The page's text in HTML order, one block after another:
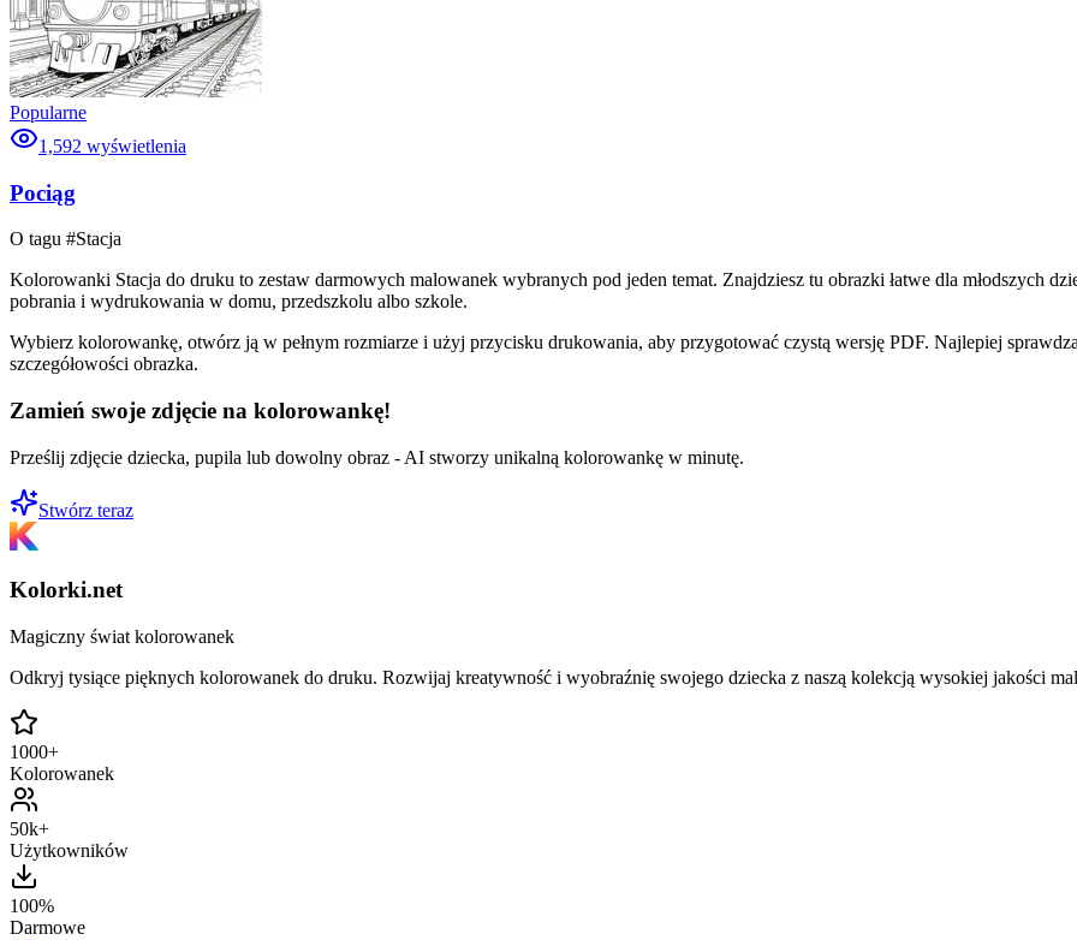
Popularne
1,592 wyświetlenia
Pociąg
O tagu #Stacja
Kolorowanki Stacja do druku to zestaw darmowych malowanek wybranych pod jeden temat. Znajdziesz tu obrazki łatwe dla młodszych
pobrania i wydrukowania w domu, przedszkolu albo szkole.
Wybierz kolorowankę, otwórz ją w pełnym rozmiarze i użyj przycisku drukowania, aby przygotować czystą wersję PDF. Najlepiej
szczegółowości obrazka.
Zamień swoje zdjęcie na kolorowankę!
Prześlij zdjęcie dziecka, pupila lub dowolny obraz - AI stworzy unikalną kolorowankę w minutę.
Stwórz teraz
Kolorki.net
Magiczny świat kolorowanek
Odkryj tysiące pięknych kolorowanek do druku. Rozwijaj kreatywność i wyobraźnię swojego dziecka z naszą kolekcją wysokiej jakości
1000+
Kolorowanek
50k+
Użytkowników
100%
Darmowe